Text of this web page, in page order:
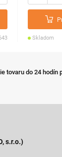
Skladom
tovaru do 24 hodín
s.r.o.)